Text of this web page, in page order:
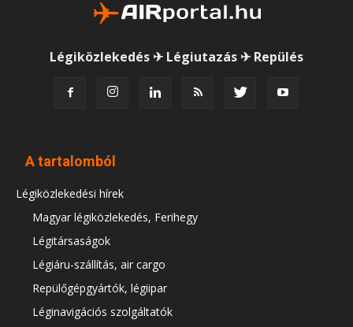
Légiközlekedés ✈ Légiutazás ✈ Repülés
A tartalomból
Légiközlekedési hírek
Magyar légiközlekedés, Ferihegy
Légitársaságok
Légiáru-szállítás, air cargo
Repülőgépgyártók, légiipar
Léginavigációs szolgáltatók